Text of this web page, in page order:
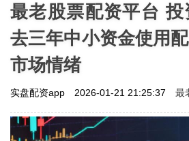
最老股票配资平台
去三年中小资金使用
市场情绪
实盘配资app 2026-01-21 21:25:37 最